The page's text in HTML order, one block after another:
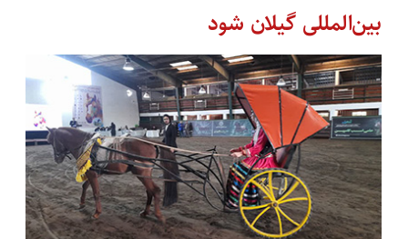
بین‌المللی گیلان شود